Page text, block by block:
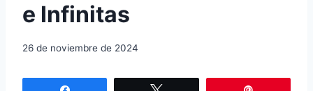
e Infinitas
26 de noviembre de 2024